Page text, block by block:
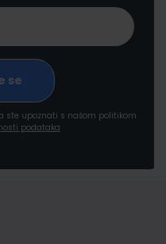
ste upoznati s našom politikom
podataka